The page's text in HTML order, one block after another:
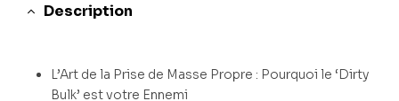
Description
L’Art de la Prise de Masse Propre : Pourquoi le ‘Dirty
Bulk’ est votre Ennemi